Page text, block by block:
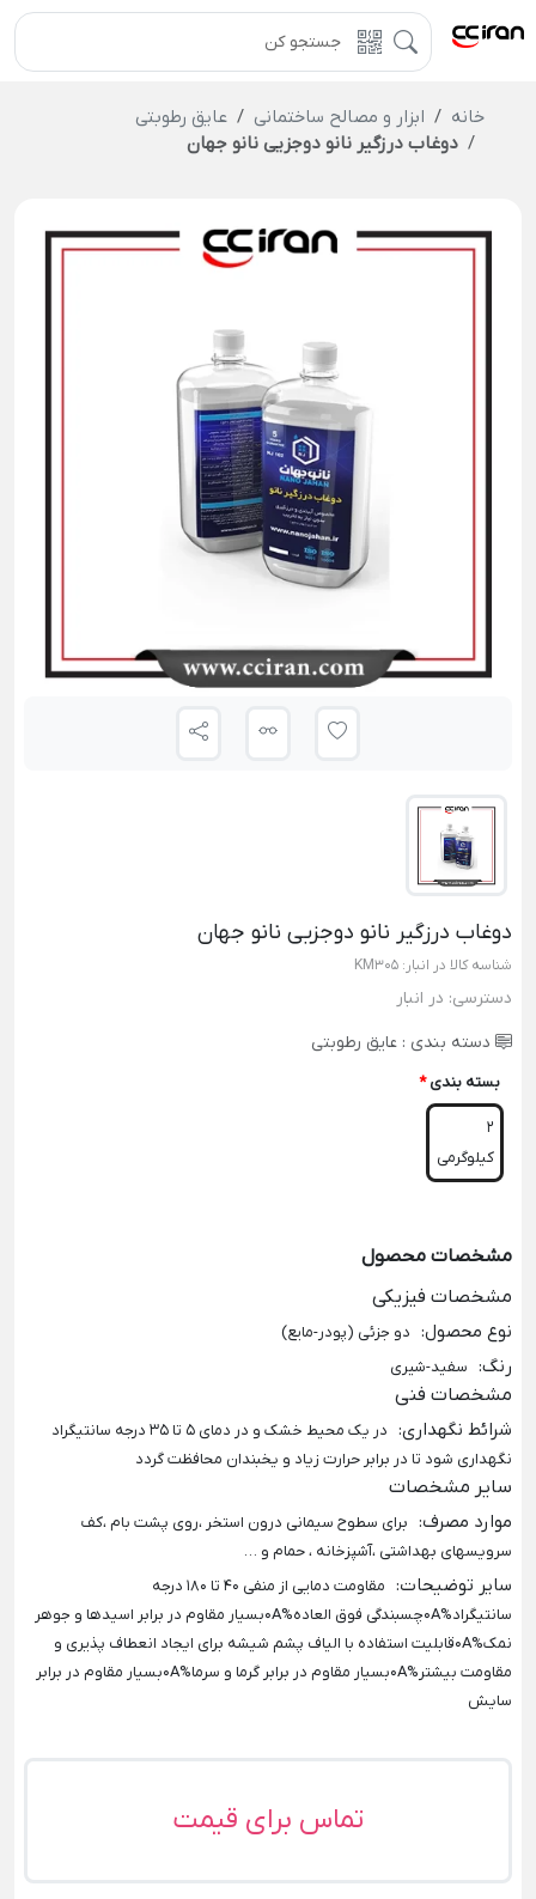
خانه ابزار و مصالح ساختمانی
عایق رطوبتی
دوغاب درزگیر نانو دوجزیی نانو جهان
دوغاب درزگیر نانو دوجزیی نانو جهان
شناسه کالا در انبار: KM305
دسترسی: در انبار
دسته بندی : عایق رطوبتی
بسته بندی *
2
کیلوگرمی
مشخصات محصول
مشخصات فیزیکی
نوع محصول: دو جزئی (پودر-مایع)
رنگ: سفید-شیری
مشخصات فنی
شرائط نگهداری:
در یک محیط خشک و در دمای 5 تا 35 درجه سانتیگراد
نگهداری شود تا در برابر حرارت زیاد و یخبندان محافظت گردد
سایر مشخصات
موارد مصرف: برای سطوح سیمانی درون استخر ،روی پشت بام ،کف
سرویسهای بهداشتی ،آشپزخانه ، حمام و …
سایر توضیحات:
مقاومت دمایی از منفی 40 تا 180 درجه
سانتیگراد%0Aچسبندگی فوق العاده%0Aبسیار مقاوم در برابر اسیدها و جوهر
نمک%0Aقابلیت استفاده با الیاف پشم شیشه برای ایجاد انعطاف پذیری و
مقاومت بیشتر%0Aبسیار مقاوم در برابر گرما و سرما%0Aبسیار مقاوم در برابر
سایش
تماس برای قیمت